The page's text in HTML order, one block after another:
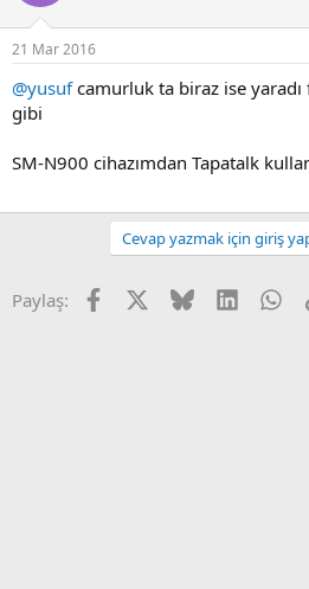
21 Mar 2016
@yusufcamurluk ta biraz ise
gibi
SM-N900 cihazımdan Tapatalk
Cevap yazmak için giriş
Paylaş: Facebook BlueskyLinkedIn